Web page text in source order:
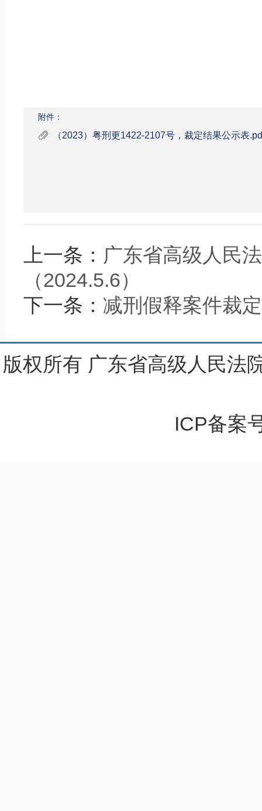
附件：
（2023）粤刑更1422-2107号，裁定结果公示表
上一条： 广东省高级人民
（2024.5.6）
下一条： 减刑假释案件裁
版权所有 广东省高级人民法
ICP备案